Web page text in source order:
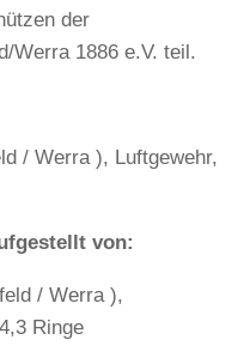
der
Werra 1886 e.V. teil.
/ Werra ), Luftgewehr,
von:
/ Werra ),
Ringe